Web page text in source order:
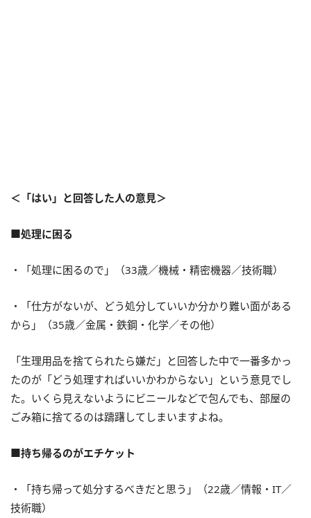
＜「はい」と回答した人の意見＞
■処理に困る
・「処理に困るので」（33歳／機械・精密機器／技術職）
・「仕方がないが、どう処分していいか分かり難い面がある
から」（35歳／金属・鉄鋼・化学／その他）
「生理用品を捨てられたら嫌だ」と回答した中で一番多かっ
たのが「どう処理すればいいかわからない」という意見でし
た。いくら見えないようにビニールなどで包んでも、部屋の
ごみ箱に捨てるのは躊躇してしまいますよね。
■持ち帰るのがエチケット
・「持ち帰って処分するべきだと思う」（22歳／情報・IT／
技術職）